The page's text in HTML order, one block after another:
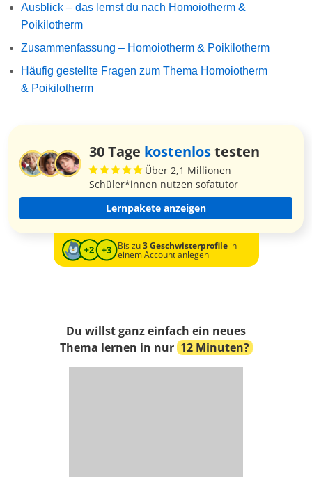
Ausblick – das lernst du nach Homoiotherm &
Poikilotherm
Zusammenfassung – Homoiotherm & Poikilotherm
Häufig gestellte Fragen zum Thema Homoiotherm
& Poikilotherm
30 Tage kostenlostesten
Über 2,1 Millionen
Schüler*innen nutzen sofatutor
Lernpakete anzeigen
Bis zu3 Geschwisterprofilein
einem Account anlegen
Du willst ganz einfach ein neues
Thema lernen in nur 12 Minuten?